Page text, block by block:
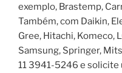
exemplo, Brastemp,
Também, com Daikin,
Gree, Hitachi, Komeco,
Samsung, Springer,
11 3941-5246 e solicite